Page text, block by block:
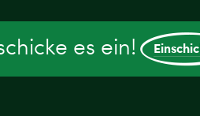
es ein!